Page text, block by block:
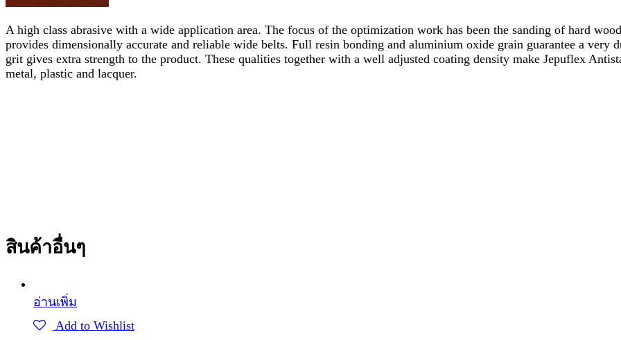
A high class abrasive with a wide application area. The focus of the optimization work has been the sanding of hard
provides dimensionally accurate and reliable wide belts. Full resin bonding and aluminium oxide grain guarantee a very
grit gives extra strength to the product. These qualities together with a well adjusted coating density make Jepuflex
metal, plastic and lacquer.
สินค้าอื่นๆ
อ่านเพิ่ม
Add to Wishlist